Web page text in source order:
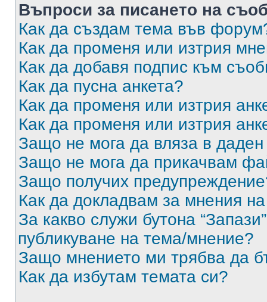
Въпроси за писането на
Как да създам тема във
Как да променя или изтрия
Как да добавя подпис към
Как да пусна анкета?
Как да променя или изтрия
Как да променя или изтрия
Защо не мога да вляза в
Защо не мога да прикачвам
Защо получих
Как да докладвам за мнения
За какво служи бутона
публикуване на тема/мнение?
Защо мнението ми трябва да
Как да избутам темата си?